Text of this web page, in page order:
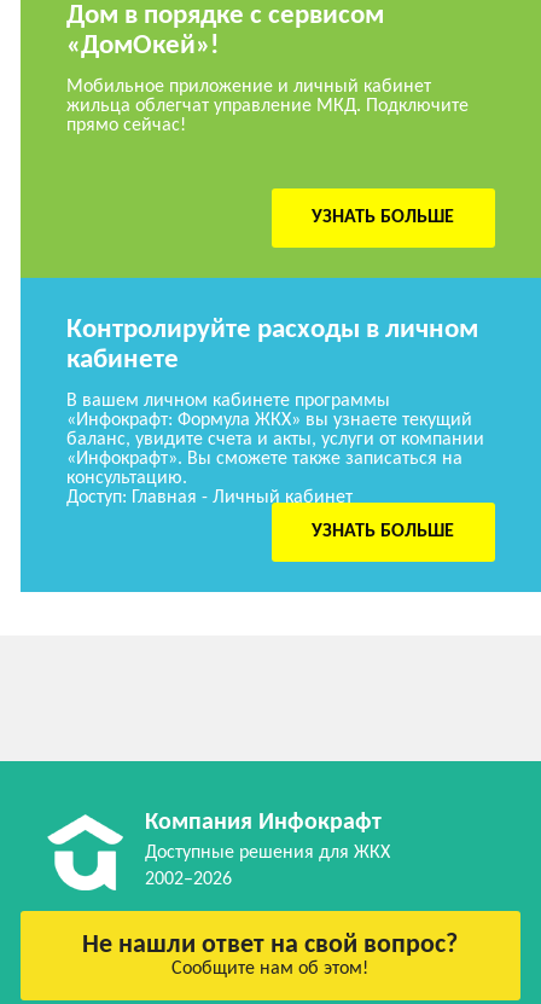
Дом в порядке с сервисом
«ДомОкей»!
Мобильное приложение и личный кабинет
жильца облегчат управление МКД. Подключите
прямо сейчас!
УЗНАТЬ БОЛЬШЕ
Контролируйте расходы в личном
кабинете
В вашем личном кабинете программы
«Инфокрафт: Формула ЖКХ» вы узнаете текущий
баланс, увидите счета и акты, услуги от компании
«Инфокрафт». Вы сможете также записаться на
консультацию.
Доступ: Главная - Личный кабинет
УЗНАТЬ БОЛЬШЕ
Компания Инфокрафт
Доступные решения для ЖКХ
2002–2026
Не нашли ответ на свой вопрос?
Сообщите нам об этом!